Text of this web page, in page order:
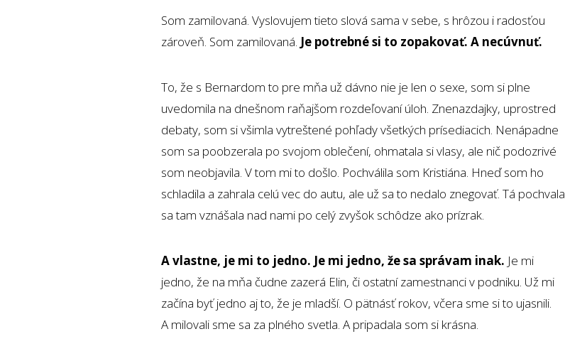
Som zamilovaná. Vyslovujem tieto slová sama v sebe, s hrôzou i radosťou
zároveň. Som zamilovaná. Je potrebné si to zopakovať. A necúvnuť.
To, že s Bernardom to pre mňa už dávno nie je len o sexe, som si plne
uvedomila na dnešnom raňajšom rozdeľovaní úloh. Znenazdajky, uprostred
debaty, som si všimla vytreštené pohľady všetkých prísediacich. Nenápadne
som sa poobzerala po svojom oblečení, ohmatala si vlasy, ale nič podozrivé
som neobjavila. V tom mi to došlo. Pochválila som Kristiána. Hneď som ho
schladila a zahrala celú vec do autu, ale už sa to nedalo znegovať. Tá pochvala
sa tam vznášala nad nami po celý zvyšok schôdze ako prízrak.
A vlastne, je mi to jedno. Je mi jedno, že sa správam inak. Je mi
jedno, že na mňa čudne zazerá Elin, či ostatní zamestnanci v podniku. Už mi
začína byť jedno aj to, že je mladší. O pätnásť rokov, včera sme si to ujasnili.
A milovali sme sa za plného svetla. A pripadala som si krásna.